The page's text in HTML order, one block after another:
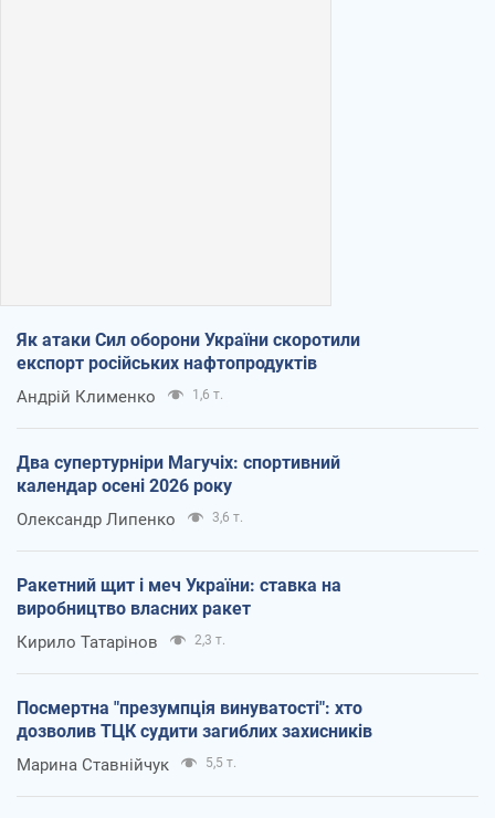
Як атаки Сил оборони України скоротили
експорт російських нафтопродуктів
Андрій Клименко 1,6 т.
Два супертурніри Магучіх: спортивний
календар осені 2026 року
Олександр Липенко 3,6 т.
Ракетний щит і меч України: ставка на
виробництво власних ракет
Кирило Татарінов 2,3 т.
Посмертна "презумпція винуватості": хто
дозволив ТЦК судити загиблих захисників
Марина Ставнійчук 5,5 т.